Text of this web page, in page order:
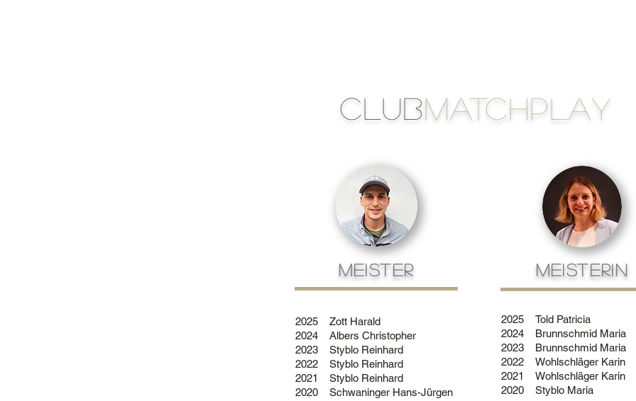
clubMATCHPLAY
MEISTER
2025
Zott Harald
2024
Albers Christopher
2023
Styblo Reinhard
2022
Styblo Reinhard
2021
Styblo Reinhard
2020
Schwaninger Hans-Jürgen
MEISTERIN
2025
Told Patricia
2024
Brunnschmid Maria
2023
Brunnschmid Maria
2022
Wohlschläger Karin
2021
Wohlschläger Karin
2020
Styblo Maria